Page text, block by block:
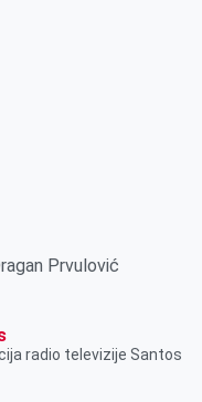
Prvulović
radio televizije Santos